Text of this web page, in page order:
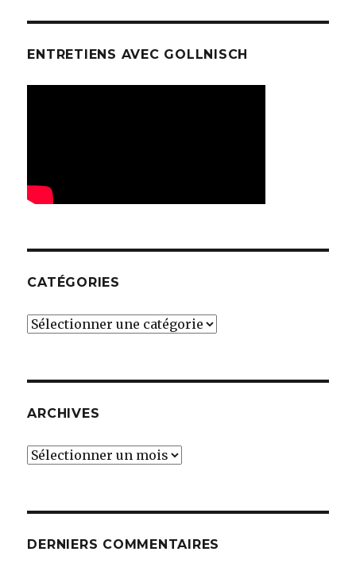
ENTRETIENS AVEC GOLLNISCH
CATÉGORIES
Catégories
ARCHIVES
Archives
DERNIERS COMMENTAIRES